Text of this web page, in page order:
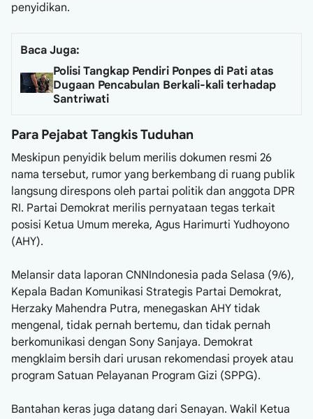
penyidikan.
Baca Juga:
Polisi Tangkap Pendiri Ponpes di Pati atas
Dugaan Pencabulan Berkali-kali terhadap
Santriwati
Para Pejabat Tangkis Tuduhan
Meskipun penyidik belum merilis dokumen resmi 26
nama tersebut, rumor yang berkembang di ruang publik
langsung direspons oleh partai politik dan anggota DPR
RI. Partai Demokrat merilis pernyataan tegas terkait
posisi Ketua Umum mereka, Agus Harimurti Yudhoyono
(AHY).
Melansir data laporan CNNIndonesia pada Selasa (9/6),
Kepala Badan Komunikasi Strategis Partai Demokrat,
Herzaky Mahendra Putra, menegaskan AHY tidak
mengenal, tidak pernah bertemu, dan tidak pernah
berkomunikasi dengan Sony Sanjaya. Demokrat
mengklaim bersih dari urusan rekomendasi proyek atau
program Satuan Pelayanan Program Gizi (SPPG).
Bantahan keras juga datang dari Senayan. Wakil Ketua